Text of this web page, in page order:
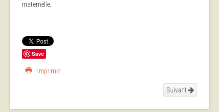
maternelle.
Save
Imprimer
Suivant